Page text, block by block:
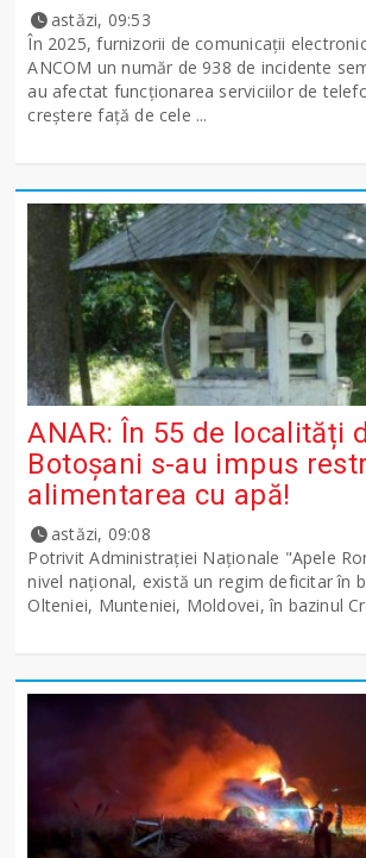
astăzi, 09:53
În 2025, furnizorii de comunicații
ANCOM un număr de 938 de incidente
au afectat funcționarea serviciilor de
creștere față de cele ...
ANAR: În 55 de localități
Botoșani s-au impus
alimentarea cu apă!
astăzi, 09:08
Potrivit Administraţiei Naţionale "Apele
nivel naţional, există un regim deficitar în
Olteniei, Munteniei, Moldovei, în bazinul